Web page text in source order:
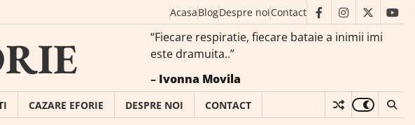
AcasaBlogDespre noiContact facebookinstagram
twitter
“Fiecare respiratie, fiecare bataie a inimii imi
este dramuita..”
– Ivonna Movila
CAZARE EFORIE DESPRE NOI CONTACT